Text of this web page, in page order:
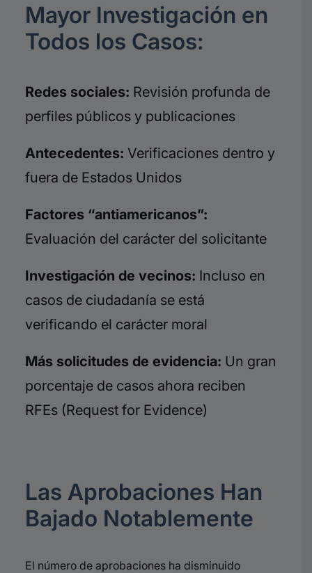
Mayor Investigación en
Todos los Casos:
Redes sociales: Revisión profunda de
perfiles públicos y publicaciones
Antecedentes: Verificaciones dentro y
fuera de Estados Unidos
Factores “antiamericanos”:
Evaluación del carácter del solicitante
Investigación de vecinos: Incluso en
casos de ciudadanía se está
verificando el carácter moral
Más solicitudes de evidencia: Un gran
porcentaje de casos ahora reciben
RFEs (Request for Evidence)
Las Aprobaciones Han
Bajado Notablemente
El número de aprobaciones ha disminuido